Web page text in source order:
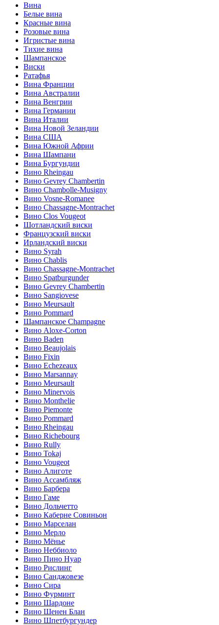
Вина
Белые вина
Красные вина
Розовые вина
Игристые вина
Тихие вина
Шампанское
Виски
Ратафья
Вина Франции
Вина Австралии
Вина Венгрии
Вина Германии
Вина Италии
Вина Новой Зеландии
Вина США
Вина Южной Африи
Вина Шампани
Вина Бургундии
Вино Rheingau
Вино Gevrey Chambertin
Вино Chambolle-Musigny
Вино Vosne-Romanee
Вино Chassagne-Montrachet
Вино Clos Vougeot
Шотландский виски
Французский виски
Ирландский виски
Вино Syrah
Вино Chablis
Вино Chassagne-Montrachet
Вино Spatburgunder
Вино Gevrey Chambertin
Вино Sangiovese
Вино Meursault
Вино Pommard
Шампанское Champagne
Вино Aloxe-Corton
Вино Baden
Вино Beaujolais
Вино Fixin
Вино Echezeaux
Вино Marsannay
Вино Meursault
Вино Minervois
Вино Monthelie
Вино Piemonte
Вино Pommard
Вино Rheingau
Вино Richebourg
Вино Rully
Вино Tokaj
Вино Vougeot
Вино Алиготе
Вино Ассамбляж
Вино Барбера
Вино Гаме
Вино Дольчетто
Вино Каберне Совиньон
Вино Марселан
Вино Мерло
Вино Мёнье
Вино Неббиоло
Вино Пино Нуар
Вино Рислинг
Вино Санджовезе
Вино Сира
Вино Фурминт
Вино Шардоне
Вино Шенен Блан
Вино Шпетбургундер